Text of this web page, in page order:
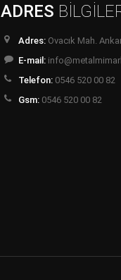
ADRES
Adres: Ovacık Mah.
E-mail:
Telefon: 0546 520 00 82
Gsm: 0546 520 00 82